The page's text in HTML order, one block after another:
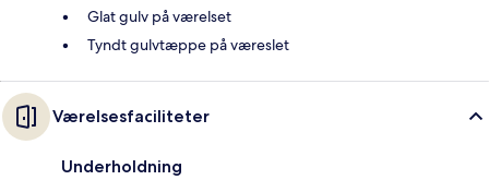
Glat gulv på værelset
Tyndt gulvtæppe på væreslet
Værelsesfaciliteter
Underholdning